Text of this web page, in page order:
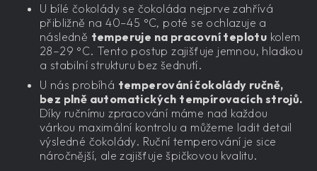
U bílé čokolády se čokoláda nejprve zahřívá
přibližně na 40–45 °C, poté se ochlazuje a
následně temperuje na pracovní teplotu kolem
28–29 °C. Tento postup zajišťuje jemnou, hladkou
a stabilní strukturu bez šednutí.
U nás probíhá temperování čokolády ručně,
bez plně automatických tempírovacích strojů.
Díky ručnímu zpracování máme nad každou
várkou maximální kontrolu a můžeme ladit detail
výsledné čokolády. Ruční temperování je sice
náročnější, ale zajišťuje špičkovou kvalitu.